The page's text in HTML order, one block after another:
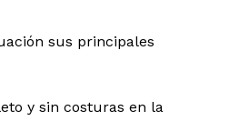
sus principales
y sin costuras en la